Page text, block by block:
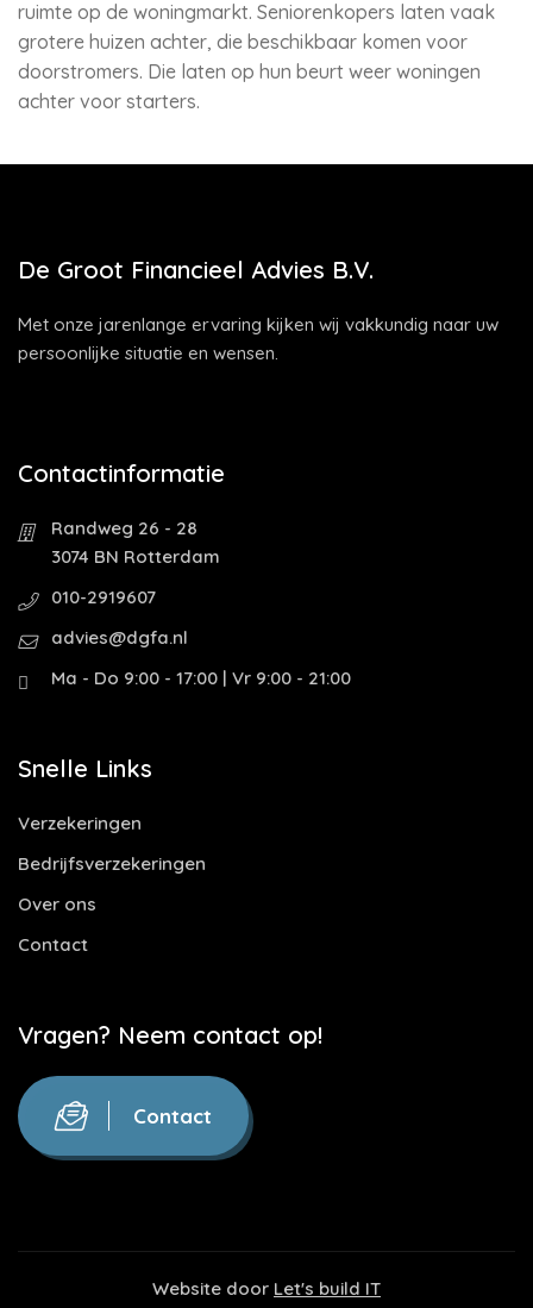
ruimte op de woningmarkt. Seniorenkopers laten vaak
grotere huizen achter, die beschikbaar komen voor
doorstromers. Die laten op hun beurt weer woningen
achter voor starters.
De Groot Financieel Advies B.V.
Met onze jarenlange ervaring kijken wij vakkundig naar uw
persoonlijke situatie en wensen.
Contactinformatie
Randweg 26 - 28
3074 BN Rotterdam
010-2919607
advies@dgfa.nl
Ma - Do 9:00 - 17:00 | Vr 9:00 - 21:00
Snelle Links
Verzekeringen
Bedrijfsverzekeringen
Over ons
Contact
Vragen? Neem contact op!
Contact
Website door Let's build IT